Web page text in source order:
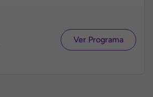
Ver Programa